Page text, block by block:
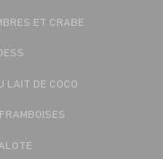
ET CRABE
LAIT DE COCO